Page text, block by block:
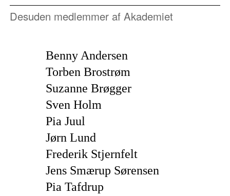
Desuden medlemmer af Akademiet
Benny Andersen
Torben Brostrøm
Suzanne Brøgger
Sven Holm
Pia Juul
Jørn Lund
Frederik Stjernfelt
Jens Smærup Sørensen
Pia Tafdrup